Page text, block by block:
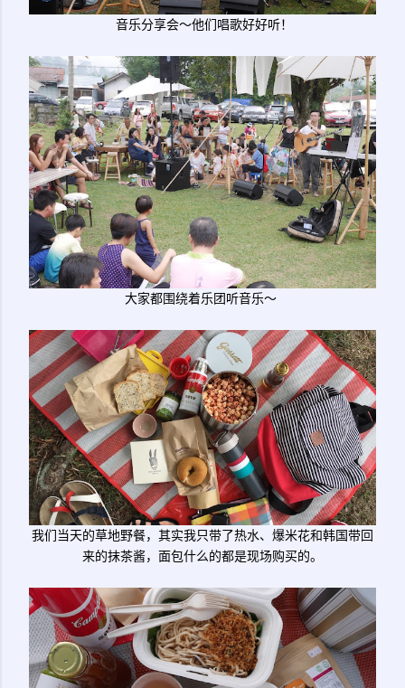
音乐分享会～他们唱歌好好听！
大家都围绕着乐团听音乐～
我们当天的草地野餐，其实我只带了热水、爆米花和韩国带回
来的抹茶酱，面包什么的都是现场购买的。